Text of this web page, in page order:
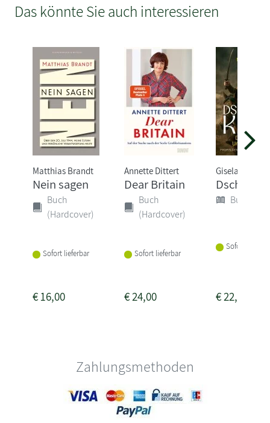
Das könnte Sie auch interessieren
Matthias Brandt
Nein sagen
Buch
(Hardcover)
Sofort lieferbar
€16,00
Annette Dittert
Dear Britain
Buch
(Hardcover)
Sofort lieferbar
€24,00
Gisela
Dschingis
Buch
Sofort
€22,00
Zahlungsmethoden